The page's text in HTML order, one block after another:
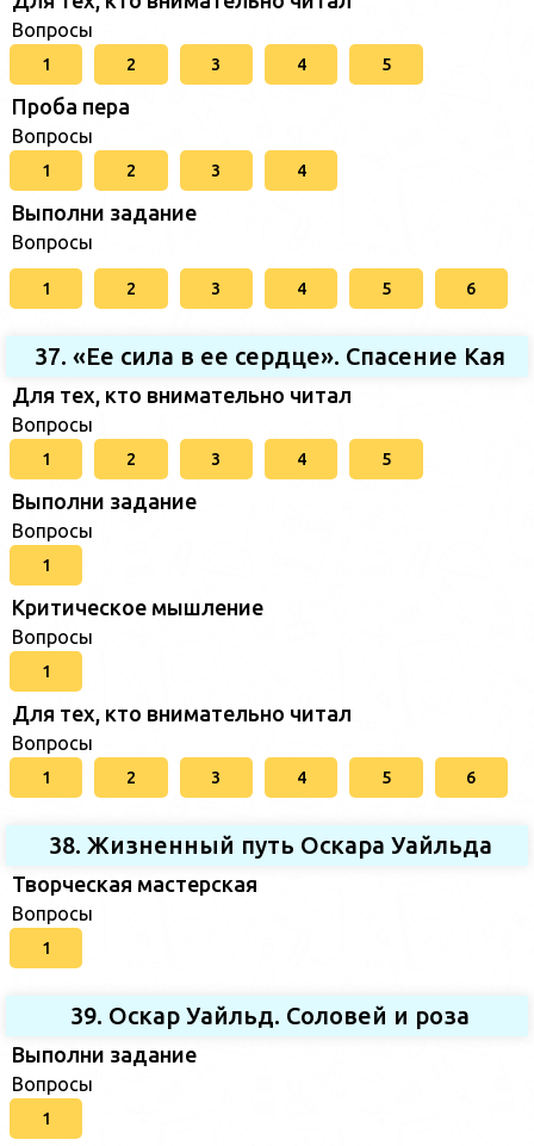
Вопросы
1 2 3 4 5
Проба пера
Вопросы
1 2 3 4
Выполни задание
Вопросы
1 2 3 4 5 6
37. «Ее сила в ее сердце». Спасение Кая
Для тех, кто внимательно читал
Вопросы
1 2 3 4 5
Выполни задание
Вопросы
1
Критическое мышление
Вопросы
1
Для тех, кто внимательно читал
Вопросы
1 2 3 4 5 6
38. Жизненный путь Оскара Уайльда
Творческая мастерская
Вопросы
1
39. Оскар Уайльд. Соловей и роза
Выполни задание
Вопросы
1